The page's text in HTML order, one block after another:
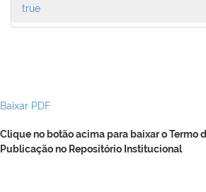
true
Baixar PDF
Clique no botão acima para baixar o Termo
Publicação no Repositório Institucional